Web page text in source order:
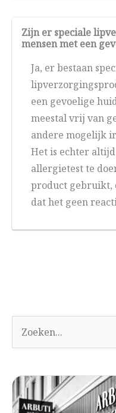
Zijn er speciale
mensen met een
Ja, er bestaan
een gevoelige
meestal vrij van
andere mogelijk
Het is echter
allergietest te
product gebruikt,
dat het geen
n
a